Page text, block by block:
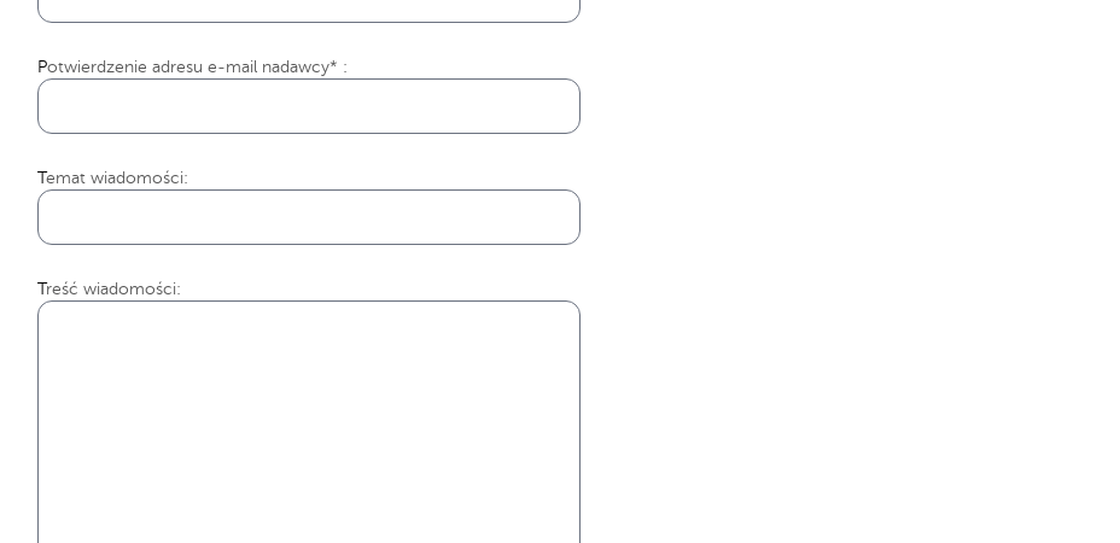
Potwierdzenie adresu e-mail nadawcy* :
Temat wiadomości:
Treść wiadomości: